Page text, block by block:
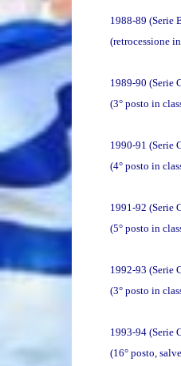
1988-89 (Serie
(retrocessione
1989-90 (Serie
(3° posto in
1990-91 (Serie
(4° posto in
1991-92 (Serie
(5° posto in
1992-93 (Serie
(3° posto in
1993-94 (Serie
(16° posto,